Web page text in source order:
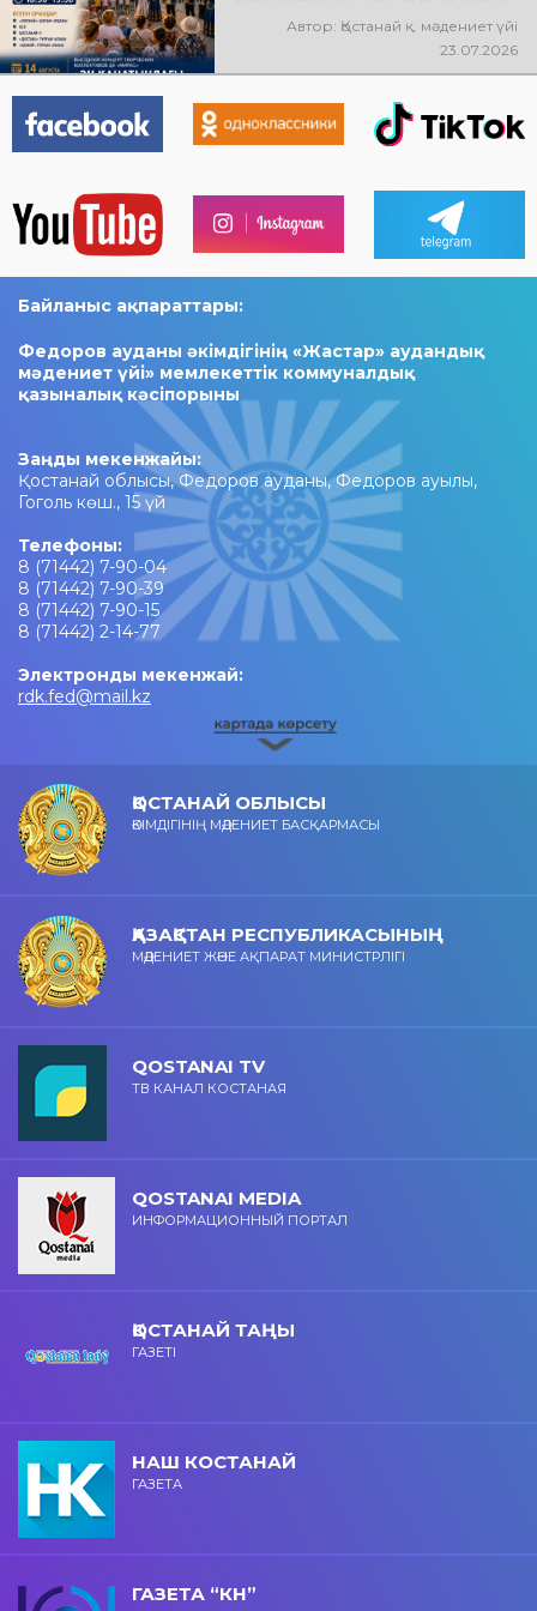
Қостанай» көшпелі концерті
өтеді! Баршаңызды мерекелік
Автор: Қостанай қ. мәдениет үйі
23.07.2026
Байланыс ақпараттары:
Федоров ауданы әкімдігінің «Жастар» аудандық
мәдениет үйі» мемлекеттік коммуналдық
қазыналық кәсіпорыны
Заңды мекенжайы:
Қостанай облысы, Федоров ауданы, Федоров ауылы,
Гоголь көш., 15 үй
Телефоны:
8 (71442) 7-90-04
8 (71442) 7-90-39
8 (71442) 7-90-15
8 (71442) 2-14-77
Электронды мекенжай:
rdk.fed@mail.kz
ҚОСТАНАЙ ОБЛЫСЫ
ӘКІМДІГІНІҢ МӘДЕНИЕТ БАСҚАРМАСЫ
ҚАЗАҚСТАН РЕСПУБЛИКАСЫНЫҢ
МӘДЕНИЕТ ЖӘНЕ АҚПАРАТ МИНИСТРЛІГІ
QOSTANAI TV
ТВ КАНАЛ КОСТАНАЯ
QOSTANAI MEDIA
ИНФОРМАЦИОННЫЙ ПОРТАЛ
ҚОСТАНАЙ ТАҢЫ
ГАЗЕТІ
НАШ КОСТАНАЙ
ГАЗЕТА
ГАЗЕТА “КН”